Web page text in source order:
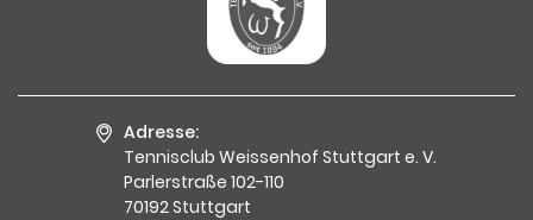
Adresse:
Tennisclub Weissenhof Stuttgart e. V.
Parlerstraße 102-110
70192 Stuttgart